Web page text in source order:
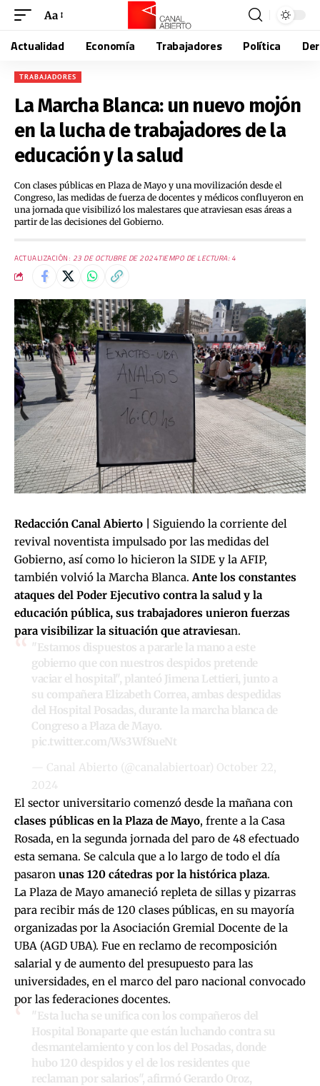
Aa
Actualidad Economía Trabajadores Política
TRABAJADORES
La Marcha Blanca: un nuevo mojón
en la lucha de trabajadores de la
educación y la salud
Con clases públicas en Plaza de Mayo y una movilización desde el
Congreso, las medidas de fuerza de docentes y médicos confluyeron en
una jornada que visibilizó los malestares que atraviesan esas áreas a
partir de las decisiones del Gobierno.
ACTUALIZACIÓN: 23 DE OCTUBRE DE 2024TIEMPO DE LECTURA: 4
Redacción Canal Abierto | Siguiendo la corriente del
revival noventista impulsado por las medidas del
Gobierno, así como lo hicieron la SIDE y la AFIP,
también volvió la Marcha Blanca. Ante los constantes
ataques del Poder Ejecutivo contra la salud y la
educación pública, sus trabajadores unieron fuerzas
para visibilizar la situación que atraviesan.
"Estamos dispuestos a pararle la mano a este
gobierno que con nuestros despidos pretende
vaciar el hospital", planteó Jimena Lettieri, junto a
su compañera Elizabeth Correa, ambas despedidas
del Hospital Posadas, durante la marcha blanca de
Congreso a Plaza de Mayo.
pic.twitter.com/Ws3Wf8ueNt
— Canal Abierto (@canalabiertoar) October 22,
2024
El sector universitario comenzó desde la mañana con
clases públicas en la Plaza de Mayo, frente a la Casa
Rosada, en la segunda jornada del paro de 48 efectuado
esta semana. Se calcula que a lo largo de todo el día
pasaron unas 120 cátedras por la histórica plaza.
La Plaza de Mayo amaneció repleta de sillas y pizarras
para recibir más de 120 clases públicas, en su mayoría
organizadas por la Asociación Gremial Docente de la
UBA (AGD UBA). Fue en reclamo de recomposición
salarial y de aumento del presupuesto para las
universidades, en el marco del paro nacional convocado
por las federaciones docentes.
"Esta lucha se unifica con los compañeros del
Hospital Bonaparte que están luchando contra su
desmantelamiento y con los del Posadas, donde
hubo 120 despidos y el de los residentes que
reclaman por salarios", afirmó Gerardo Oroz,